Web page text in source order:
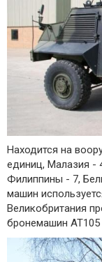
Находится на
единиц, Малазия -
Филиппины - 7,
машин
Великобритания
бронемашин AT105